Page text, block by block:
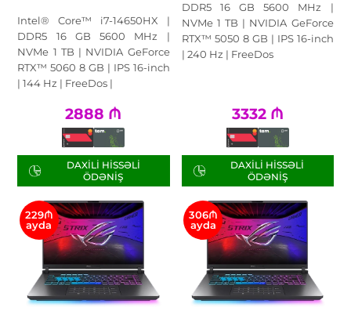
Intel® Core™ i7-14650HX |
DDR5 16 GB 5600 MHz |
NVMe 1 TB | NVIDIA GeForce
RTX™ 5060 8 GB | IPS 16-inch
| 144 Hz | FreeDos |
2888 ₼
DAXILI HISSƏLI
ÖDƏNIŞ
DDR5 16 GB 5600 MHz |
NVMe 1 TB | NVIDIA GeForce
RTX™ 5050 8 GB | IPS 16-inch
| 240 Hz | FreeDos
3332 ₼
DAXILI HISSƏLI
ÖDƏNIŞ
229₼
ayda
306₼
ayda